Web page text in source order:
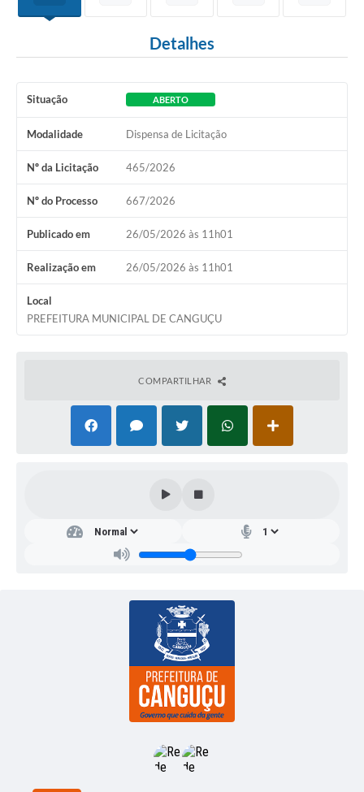
Detalhes
Situação ABERTO
Modalidade Dispensa de Licitação
Nº da Licitação 465/2026
Nº do Processo 667/2026
Publicado em 26/05/2026 às 11h01
Realização em 26/05/2026 às 11h01
Local
PREFEITURA MUNICIPAL DE CANGUÇU
COMPARTILHAR